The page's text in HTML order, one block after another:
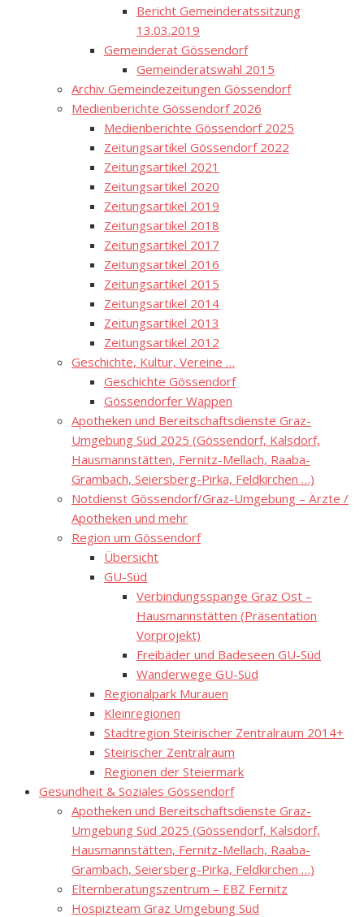
Bericht Gemeinderatssitzung
13.03.2019
Gemeinderat Gössendorf
Gemeinderatswahl 2015
Archiv Gemeindezeitungen Gössendorf
Medienberichte Gössendorf 2026
Medienberichte Gössendorf 2025
Zeitungsartikel Gössendorf 2022
Zeitungsartikel 2021
Zeitungsartikel 2020
Zeitungsartikel 2019
Zeitungsartikel 2018
Zeitungsartikel 2017
Zeitungsartikel 2016
Zeitungsartikel 2015
Zeitungsartikel 2014
Zeitungsartikel 2013
Zeitungsartikel 2012
Geschichte, Kultur, Vereine …
Geschichte Gössendorf
Gössendorfer Wappen
Apotheken und Bereitschaftsdienste Graz-
Umgebung Süd 2025 (Gössendorf, Kalsdorf,
Hausmannstätten, Fernitz-Mellach, Raaba-
Grambach, Seiersberg-Pirka, Feldkirchen …)
Notdienst Gössendorf/Graz-Umgebung – Ärzte /
Apotheken und mehr
Region um Gössendorf
Übersicht
GU-Süd
Verbindungsspange Graz Ost –
Hausmannstätten (Präsentation
Vorprojekt)
Freibäder und Badeseen GU-Süd
Wanderwege GU-Süd
Regionalpark Murauen
Kleinregionen
Stadtregion Steirischer Zentralraum 2014+
Steirischer Zentralraum
Regionen der Steiermark
Gesundheit & Soziales Gössendorf
Apotheken und Bereitschaftsdienste Graz-
Umgebung Süd 2025 (Gössendorf, Kalsdorf,
Hausmannstätten, Fernitz-Mellach, Raaba-
Grambach, Seiersberg-Pirka, Feldkirchen …)
Elternberatungszentrum – EBZ Fernitz
Hospizteam Graz Umgebung Süd